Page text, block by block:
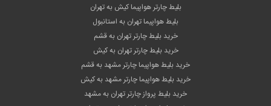
بلیط چارتر هواپیما کیش به تهران
بلیط هواپیما تهران به استانبول
خرید بلیط چارتر تهران به قشم
خرید بلیط چارتر تهران به کیش
خرید بلیط هواپیما چارتر مشهد به قشم
خرید بلیط هواپیما چارتر مشهد به کیش
خرید بلیط پرواز چارتر تهران به مشهد